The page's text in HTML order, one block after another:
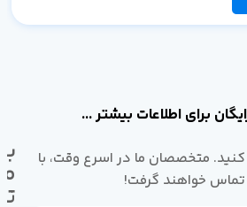
برای اطلاعات بیشتر ...
کنید. متخصصان ما در اسرع وقت، با
خواهند گرفت!
با